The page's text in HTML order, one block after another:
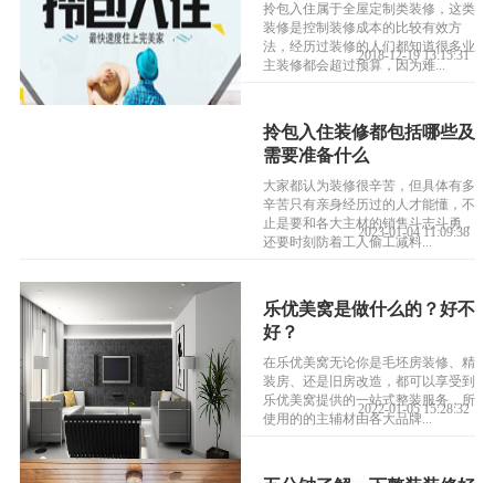
拎包入住属于全屋定制类装修，这类
装修是控制装修成本的比较有效方
法，经历过装修的人们都知道很多业
主装修都会超过预算，因为难...
2018-12-19 13:15:31
拎包入住装修都包括哪些及
需要准备什么
大家都认为装修很辛苦，但具体有多
辛苦只有亲身经历过的人才能懂，不
止是要和各大主材的销售斗志斗勇，
还要时刻防着工人偷工减料...
2023-01-04 11:09:38
乐优美窝是做什么的？好不
好？
在乐优美窝无论你是毛坯房装修、精
装房、还是旧房改造，都可以享受到
乐优美窝提供的一站式整装服务，所
使用的的主辅材由各大品牌...
2022-01-05 15:28:32